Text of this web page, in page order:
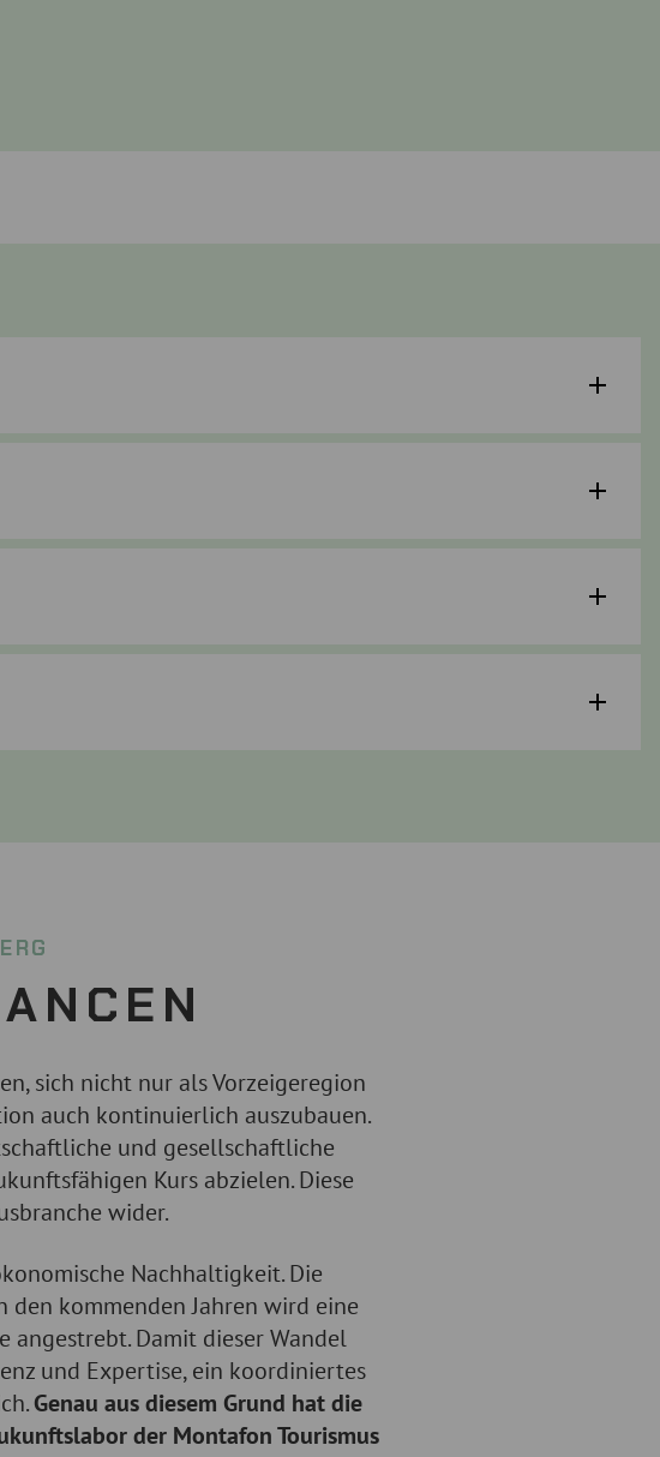
sich nicht nur als Vorzeigeregion
auch kontinuierlich auszubauen.
und gesellschaftliche
Kurs abzielen. Diese
wider.
Nachhaltigkeit. Die
kommenden Jahren wird eine
Damit dieser Wandel
und Expertise, ein koordiniertes
Genau aus diesem Grund hat die
der Montafon Tourismus